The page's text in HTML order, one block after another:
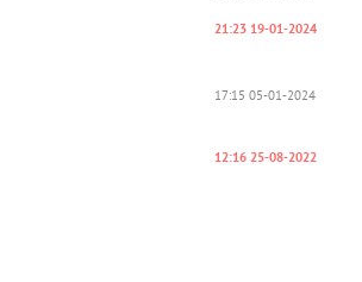
21:23 19-01-2024
17:15 05-01-2024
12:16 25-08-2022